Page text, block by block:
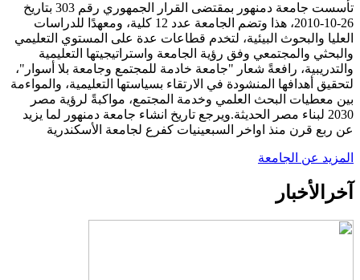
تأسست جامعة دمنهور بمقتضى القرار الجمهوري رقم 303 بتاريخ
26-10-2010، هذا وتضم الجامعة عدد 12 كلية، ومعهدًا للدراسات
العليا والبحوث البيئية، لتخدم قطاعات عدة على المستوي التعليمي
والبحثي والمجتمعي وفق رؤية الجامعة واستراتيجيتها التعليمية
والتدريبية، رافعةً شعار "جامعة خادمة للمجتمع وجامعة بلا أسوار"،
لتحقيق أهدافها المنشودة في الارتقاء بسياستها التعليمية، والمواءمة
بين معطيات البحث العلمي وخدمة المجتمع، مواكبةً لرؤية مصر
2030 لبناء مصر الحديثة.ويرجع تاريخ انشاء جامعة دمنهور لما يزيد
عن ربع قرن منذ اواخر السبعينيات كفرع لجامعة الأسكندرية
المزيد عن الجامعة
آخر الأخبار